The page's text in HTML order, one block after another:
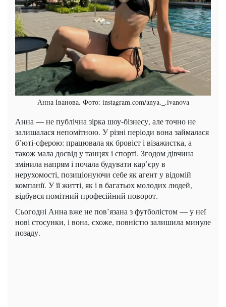
Анна Іванова. Фото: instagram.com/anya._.ivanova
Анна — не публічна зірка шоу-бізнесу, але точно не
залишалася непомітною. У різні періоди вона займалася
б’юті-сферою: працювала як бровіст і візажистка, а
також мала досвід у танцях і спорті. Згодом дівчина
змінила напрям і почала будувати кар’єру в
нерухомості, позиціонуючи себе як агент у відомій
компанії. У її житті, як і в багатьох молодих людей,
відбувся помітний професійний поворот.
Сьогодні Анна вже не пов’язана з футболістом — у неї
нові стосунки, і вона, схоже, повністю залишила минуле
позаду.